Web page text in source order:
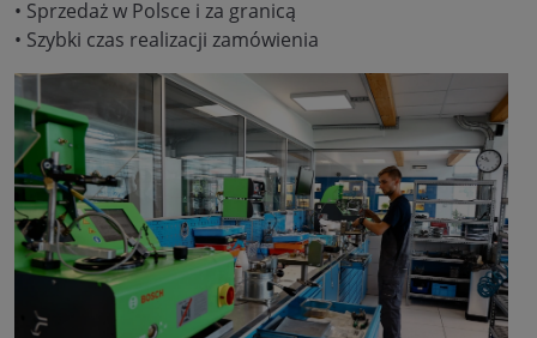
• Sprzedaż w Polsce i za granicą
• Szybki czas realizacji zamówienia